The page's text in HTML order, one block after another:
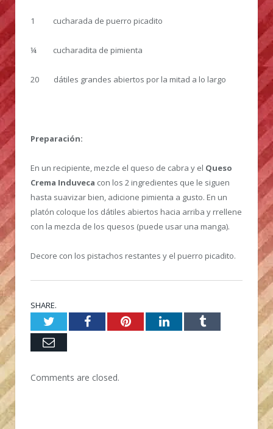
1 cucharada de puerro picadito
¼ cucharadita de pimienta
20 dátiles grandes abiertos por la mitad a lo largo
Preparación:
En un recipiente, mezcle el queso de cabra y el Queso
Crema Induveca con los 2 ingredientes que le siguen
hasta suavizar bien, adicione pimienta a gusto. En un
platón coloque los dátiles abiertos hacia arriba y rrellene
con la mezcla de los quesos (puede usar una manga).
Decore con los pistachos restantes y el puerro picadito.
SHARE.
TwitterFacebookPinterestLinkedInTumblr
Email
Comments are closed.